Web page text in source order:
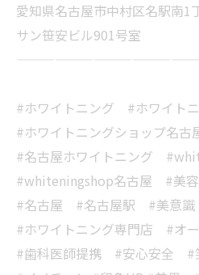
愛知県名古屋市中村区名駅南1
サン笹安ビル901号室
#ホワイトニング #ホワイト
#ホワイトニングショップ名古
#名古屋ホワイトニング
#whiteningshop名古屋 #美
#名古屋 #名古屋駅 #美意
#ホワイトニング専門店 #オ
#歯科医師提携 #安心安全 #